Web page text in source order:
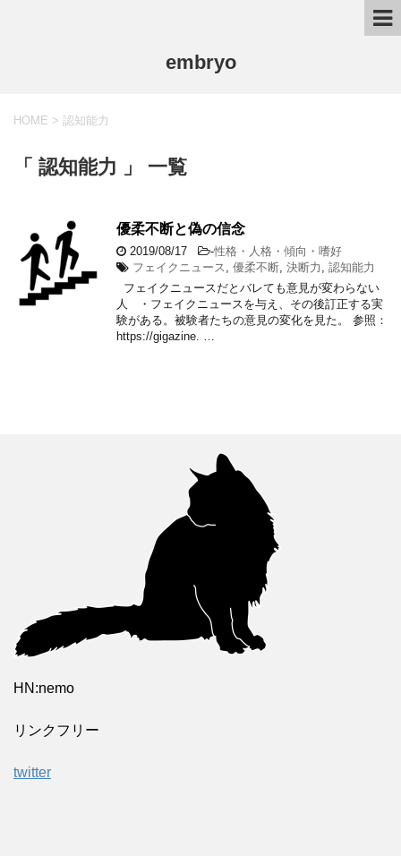
embryo
HOME > 認知能力
「 認知能力 」 一覧
優柔不断と偽の信念
2019/08/17 -性格・人格・傾向・嗜好
フェイクニュース
優柔不断 決断力
認知能力
フェイクニュースだとバレても意見が変わらない
人 ・フェイクニュースを与え、その後訂正する実
験がある。被験者たちの意見の変化を見た。 参照：
https://gigazine. …
HN:nemo
リンクフリー
twitter